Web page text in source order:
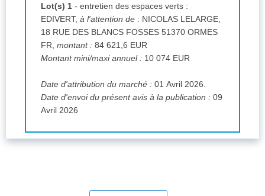
Lot(s) 1 - entretien des espaces verts :
EDIVERT, à l'attention de : NICOLAS LELARGE,
18 RUE DES BLANCS FOSSES 51370 ORMES
FR, montant : 84 621,6 EUR
Montant mini/maxi annuel : 10 074 EUR
Date d'attribution du marché : 01 Avril 2026.
Date d'envoi du présent avis à la publication : 09
Avril 2026